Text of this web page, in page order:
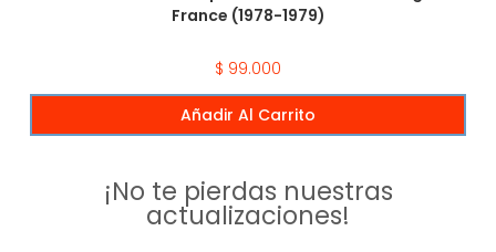
France (1978-1979)
$ 99.000
Añadir Al Carrito
¡No te pierdas nuestras
actualizaciones!